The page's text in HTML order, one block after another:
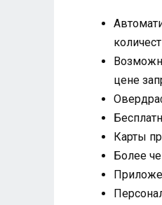
цене
Карты
Более